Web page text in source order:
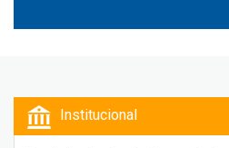
Institucional